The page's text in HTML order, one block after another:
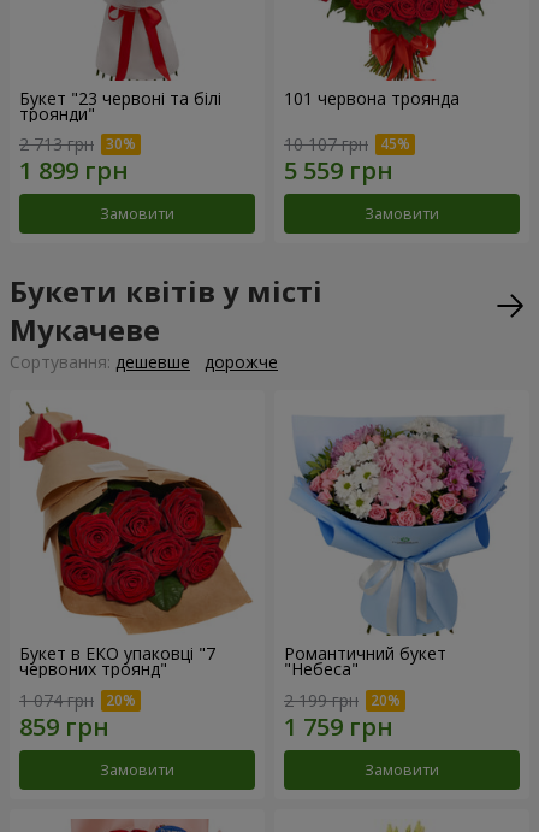
Букет "23 червоні та білі
троянди"
2 713 грн
Замовити
101 червона троянда
10 107 грн
Замовити
Букети квітів у місті
Мукачеве
Сортування: дешевше дорожче
Букет в ЕКО упаковці "7
червоних троянд"
1 074 грн
Замовити
Романтичний букет
"Небеса"
2 199 грн
Замовити